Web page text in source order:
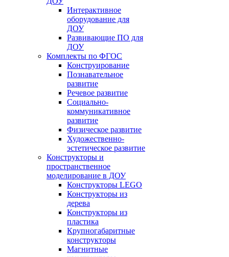
Интерактивное
оборудование для
ДОУ
Развивающие ПО для
ДОУ
Комплекты по ФГОС
Конструирование
Познавательное
развитие
Речевое развитие
Социально-
коммуникативное
развитие
Физическое развитие
Художественно-
эстетическое развитие
Конструкторы и
пространственное
моделирование в ДОУ
Конструкторы LEGO
Конструкторы из
дерева
Конструкторы из
пластика
Крупногабаритные
конструкторы
Магнитные